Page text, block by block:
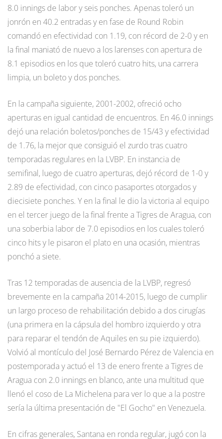
8.0 innings de labor y seis ponches. Apenas toleró un
jonrón en 40.2 entradas y en fase de Round Robin
comandó en efectividad con 1.19, con récord de 2-0 y en
la final maniató de nuevo a los larenses con apertura de
8.1 episodios en los que toleró cuatro hits, una carrera
limpia, un boleto y dos ponches.
En la campaña siguiente, 2001-2002, ofreció ocho
aperturas en igual cantidad de encuentros. En 46.0 innings
dejó una relación boletos/ponches de 15/43 y efectividad
de 1.76, la mejor que consiguió el zurdo tras cuatro
temporadas regulares en la LVBP. En instancia de
semifinal, luego de cuatro aperturas, dejó récord de 1-0 y
2.89 de efectividad, con cinco pasaportes otorgados y
diecisiete ponches. Y en la final le dio la victoria al equipo
en el tercer juego de la final frente a Tigres de Aragua, con
una soberbia labor de 7.0 episodios en los cuales toleró
cinco hits y le pisaron el plato en una ocasión, mientras
ponchó a siete.
Tras 12 temporadas de ausencia de la LVBP, regresó
brevemente en la campaña 2014-2015, luego de cumplir
un largo proceso de rehabilitación debido a dos cirugías
(una primera en la cápsula del hombro izquierdo y otra
para reparar el tendón de Aquiles en su pie izquierdo).
Volvió al montículo del José Bernardo Pérez de Valencia en
postemporada y actuó el 13 de enero frente a Tigres de
Aragua con 2.0 innings en blanco, ante una multitud que
llenó el coso de La Michelena para ver lo que a la postre
sería la última presentación de "El Gocho" en Venezuela.
En cifras generales, Santana en ronda regular, jugó con la